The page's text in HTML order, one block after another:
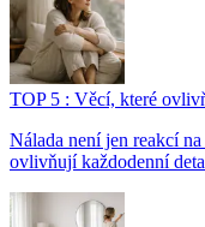
TOP 5 : Věcí, které
Nálada není jen reakcí
ovlivňují každodenní